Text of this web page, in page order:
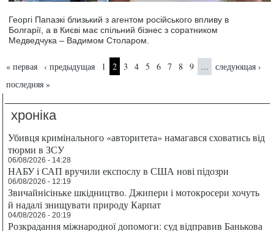
Георгі Папазкі близький з агентом російського впливу в
Болгарії, а в Києві має спільний бізнес з соратником
Медведчука – Вадимом Столаром.
Страницы
« первая ‹ предыдущая 1 2 3 4 5 6 7 8 9 …
следующая ›
последняя »
хроніка
Убивця кримінального «авторитета» намагався сховатись від
тюрми в ЗСУ
06/08/2026 - 14:28
НАБУ і САП вручили експослу в США нові підозри
06/08/2026 - 12:19
Звичайнісіньке шкідництво. Джипери і мотокросери хочуть
й надалі знищувати природу Карпат
04/08/2026 - 20:19
Розкрадання міжнародної допомоги: суд відправив Банькова